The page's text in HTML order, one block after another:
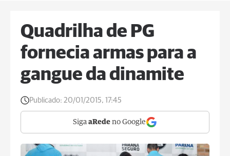
Quadrilha de PG
fornecia armas para a
gangue da dinamite
Publicado: 20/01/2015, 17:45
Siga aRede no Google